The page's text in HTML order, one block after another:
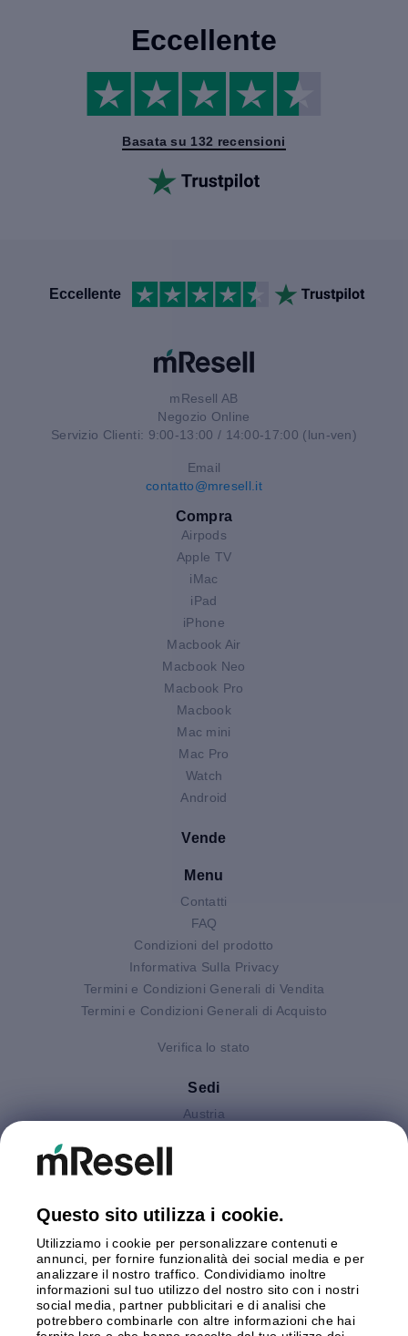
Eccellente
Basata su 132 recensioni
Eccellente
mResell AB
Negozio Online
Servizio Clienti: 9:00-13:00 / 14:00-17:00 (lun-ven)
Email
contatto@mresell.it
Compra
Airpods
Apple TV
iMac
iPad
iPhone
Macbook Air
Macbook Neo
Macbook Pro
Macbook
Mac mini
Mac Pro
Watch
Android
Vende
Menu
Contatti
FAQ
Condizioni del prodotto
Informativa Sulla Privacy
Termini e Condizioni Generali di Vendita
Termini e Condizioni Generali di Acquisto
Verifica lo stato
Sedi
Austria
Gran Bretagna
Olanda
Polonia
Spagna
Svezia
Pagamento
Questo sito utilizza i cookie.
Utilizziamo i cookie per personalizzare contenuti e
annunci, per fornire funzionalità dei social media e per
analizzare il nostro traffico. Condividiamo inoltre
informazioni sul tuo utilizzo del nostro sito con i nostri
social media, partner pubblicitari e di analisi che
potrebbero combinarle con altre informazioni che hai